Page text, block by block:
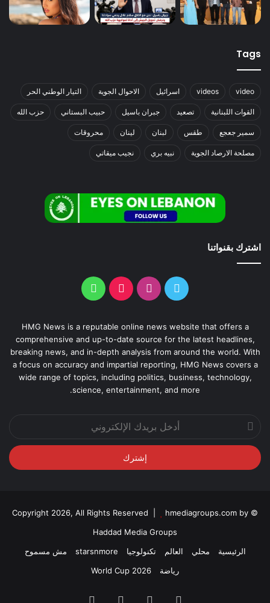
Tags
video
videos اسرائيل الاحوال الجوية التيار الوطني الحر
القوات اللبنانية تصعيد جبران باسيل حبيب البستاني حزب الله
سمير جعجع طقس لبنان لينان محروقات
مصلحة الارصاد الجوية نبيه بري نجيب ميقاتي
اشترك بقنواتنا
HMG News is a reputable online news website that offers a
comprehensive and up-to-date source for the latest headlines,
breaking news, and in-depth analysis from around the world. With
a focus on accuracy and impartial reporting, HMG News covers a
wide range of topics, including politics, business, technology,
science, entertainment, and more.
بريدك
الإلكتروني
© Copyright 2026, All Rights Reserved |
hmediagroups.com by
Haddad Media Groups
الرئيسية
محلي العالم تكنولوجيا starsnmore
مش مسموح
رياضة
World Cup 2026